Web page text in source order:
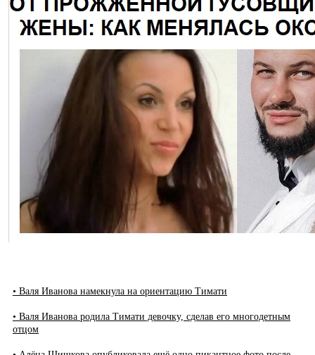
• Валя Иванова намекнула на ориентацию Тимати
• Валя Иванова родила Тимати девочку, сделав его многодетным
отцом